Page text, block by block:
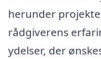
herunder
rådgiverens
ydelser, der